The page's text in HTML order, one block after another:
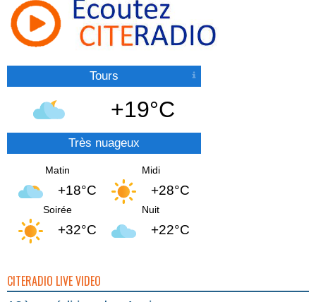
Tours
+19°C
Très nuageux
Matin
+18°C
Midi
+28°C
Soirée
+32°C
Nuit
+22°C
CITERADIO LIVE VIDEO